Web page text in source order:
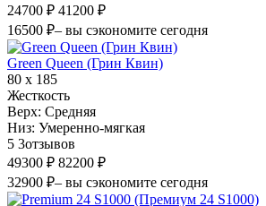
24700 ₽ 41200 ₽
16500 ₽– вы сэкономите сегодня
Green Queen (Грин Квин)
80 х 185
Жесткость
Верх: Средняя
Низ: Умеренно-мягкая
5 3отзывов
49300 ₽ 82200 ₽
32900 ₽– вы сэкономите сегодня